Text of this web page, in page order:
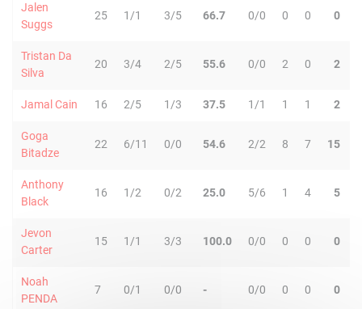
Jalen
Suggs
25 1/1 3/5 66.7 0/0 0 0 0
Tristan Da
Silva
20 3/4 2/5 55.6 0/0 2 0 2
Jamal Cain 16 2/5 1/3 37.5 1/1 1 1 2
Goga
Bitadze
22 6/11 0/0 54.6 2/2 8 7 15
Anthony
Black
16 1/2 0/2 25.0 5/6 1 4 5
Jevon
Carter
15 1/1 3/3 100.0 0/0 0 0 0
Noah
PENDA
7 0/1 0/0 - 0/0 0 0 0